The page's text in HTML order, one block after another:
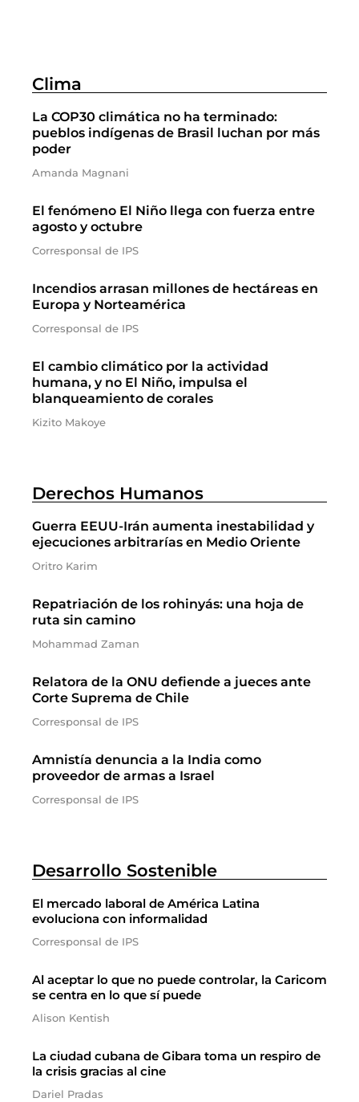
Clima
La COP30 climática no ha terminado:
pueblos indígenas de Brasil luchan por más
poder
Amanda Magnani
El fenómeno El Niño llega con fuerza entre
agosto y octubre
Corresponsal de IPS
Incendios arrasan millones de hectáreas en
Europa y Norteamérica
Corresponsal de IPS
El cambio climático por la actividad
humana, y no El Niño, impulsa el
blanqueamiento de corales
Kizito Makoye
Derechos Humanos
Guerra EEUU-Irán aumenta inestabilidad y
ejecuciones arbitrarías en Medio Oriente
Oritro Karim
Repatriación de los rohinyás: una hoja de
ruta sin camino
Mohammad Zaman
Relatora de la ONU defiende a jueces ante
Corte Suprema de Chile
Corresponsal de IPS
Amnistía denuncia a la India como
proveedor de armas a Israel
Corresponsal de IPS
Desarrollo Sostenible
El mercado laboral de América Latina
evoluciona con informalidad
Corresponsal de IPS
Al aceptar lo que no puede controlar, la Caricom
se centra en lo que sí puede
Alison Kentish
La ciudad cubana de Gibara toma un respiro de
la crisis gracias al cine
Dariel Pradas